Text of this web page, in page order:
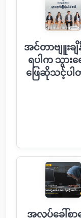
အင်တာဗျူးချိ
ရပါက သွား
ဖြေဆိုသင့်ပါ
အလုပ်ခေါ်စ